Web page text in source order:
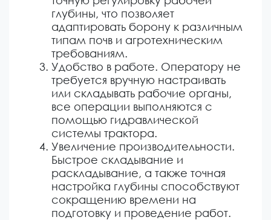
глубины, что позволяет
адаптировать борону к различным
типам почв и агротехническим
требованиям.
Удобство в работе. Оператору не
требуется вручную настраивать
или складывать рабочие органы,
все операции выполняются с
помощью гидравлической
системы трактора.
Увеличение производительности.
Быстрое складывание и
раскладывание, а также точная
настройка глубины способствуют
сокращению времени на
подготовку и проведение работ.